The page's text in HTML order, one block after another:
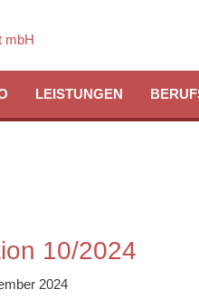
LEISTUNGEN
10/2024
2024